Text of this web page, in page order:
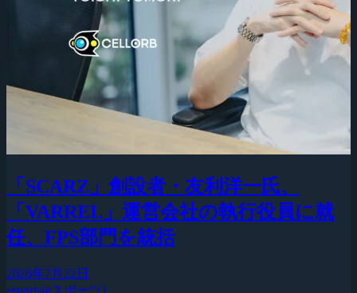
「SCARZ」創設者・友利洋一氏、
「VARREL」運営会社の執行役員に就
任、FPS部門を統括
2026年7月22日